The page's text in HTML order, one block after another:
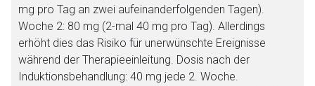
mg pro Tag an zwei aufeinanderfolgenden Tagen).
Woche 2: 80 mg (2-mal 40 mg pro Tag). Allerdings
erhöht dies das Risiko für unerwünschte Ereignisse
während der Therapieeinleitung. Dosis nach der
Induktionsbehandlung: 40 mg jede 2. Woche.